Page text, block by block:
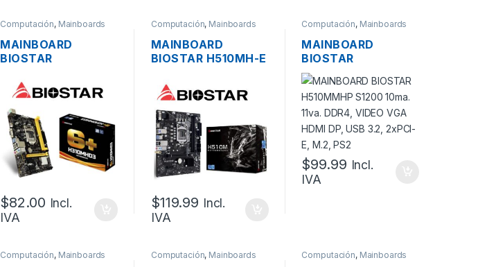
Computación, Mainboards
MAINBOARD
BIOSTAR
8VA 9NA GEN /
DDR3/ VIDEO VGA /
HDMI / USB 3.0,
PUERTO LAN / 1 X
PCI-E 3.0 / 2 X PCI-
E 2.0
$82.00 Incl.
IVA
Computación, Mainboards
MAINBOARD
BIOSTAR H510MH-E
GEN, DDR4, VIDEO
VGA/HDMI, M.2
$119.99 Incl.
IVA
Computación, Mainboards
MAINBOARD
BIOSTAR
H510MMHP S1200
10MA. 11VA. DDR4,
VIDEO VGA HDMI
DP, USB 3.2, 2XPCI-
E, M.2, PS2
$99.99 Incl.
IVA
Computación, Mainboards Computación, Mainboards Computación, Mainboards